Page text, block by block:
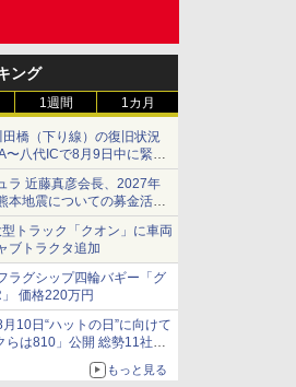
ング
1週間 1カ月
橋（下り線）の復旧状況
〜八代ICで8月9日中に緊急
ラ 近藤真彦会長、2027年
本地震についての募金活動
トラック「クオン」に車両
ブトラクタ追加
ラグシップ四輪バギー「グ
価格220万円
10日“ハットの日”に向けて
らは810」公開 総勢11社
もっと見る